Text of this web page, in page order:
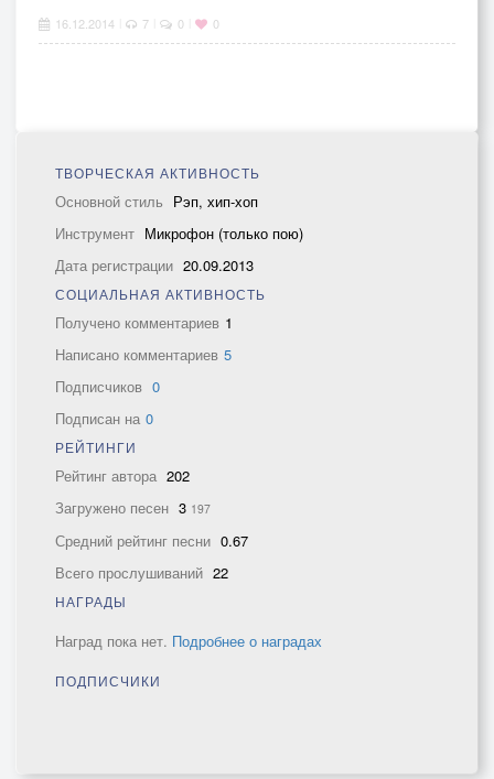
16.12.2014 7 0 0
ТВОРЧЕСКАЯ АКТИВНОСТЬ
Основной стиль Рэп, хип-хоп
Инструмент Микрофон (только пою)
Дата регистрации 20.09.2013
СОЦИАЛЬНАЯ АКТИВНОСТЬ
Получено комментариев 1
Написано комментариев 5
Подписчиков 0
Подписан на 0
РЕЙТИНГИ
Рейтинг автора 202
Загружено песен 3 197
Средний рейтинг песни 0.67
Всего прослушиваний 22
НАГРАДЫ
Наград пока нет. Подробнее о наградах
ПОДПИСЧИКИ